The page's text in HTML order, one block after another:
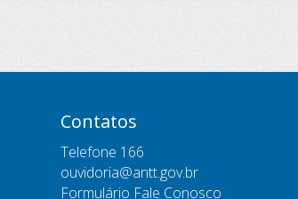
Contatos
Telefone 166
ouvidoria@antt.gov.br
Formulário Fale Conosco